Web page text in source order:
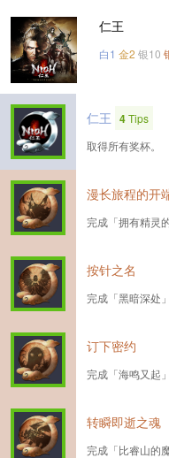
仁王
白1 金2 银10
仁王 4Tips
取得所有奖杯。
漫长旅程的开
完成「拥有精灵
按针之名
完成「黑暗深处」
订下密约
完成「海鸣又起」
转瞬即逝之魂
完成「比睿山的